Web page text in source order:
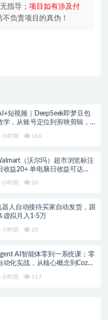
指导； 项目如有涉及付
不负责项目的真伪！
短视频｜DeepSeek即梦豆包
学，从账号定位到剪映剪辑，
时前 116
（沃尔玛）超市浏览标注
收益20+ 单电脑日收益可达
时前 20
器人自动接待买家自动发货，跟
虚拟月入1-5万
时前 20
AI智能体零到一系统课；零
动化实战，从核心概念到Coze
时前 217